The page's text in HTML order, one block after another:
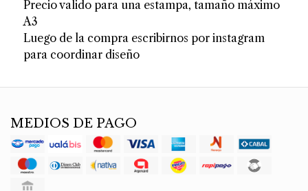
Precio valido para una estampa, tamaño máximo
A3
Luego de la compra escribirnos por instagram
para coordinar diseño
MEDIOS DE PAGO